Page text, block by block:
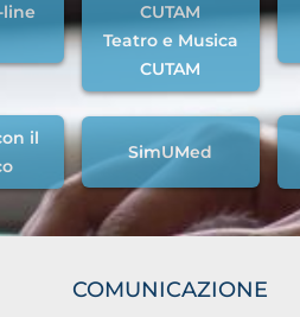
line
CUTAM
Teatro e Musica
CUTAM
il
SimUMed
COMUNICAZIONE